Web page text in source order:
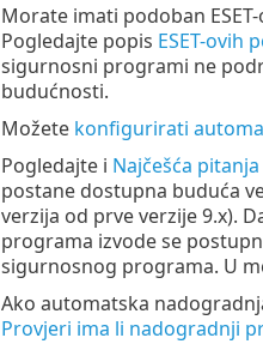
Morate imati podoban
Pogledajte popis ESET-ovih
sigurnosni programi ne
budućnosti.
Možete konfigurirati
Pogledajte i Najčešća
postane dostupna buduća
verzija od prve verzije 9.x).
programa izvode se
sigurnosnog programa. U
Ako automatska
Provjeri ima li nadogradnji